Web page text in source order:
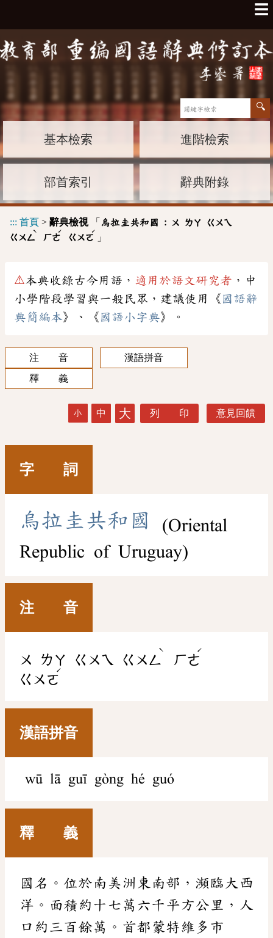
☰
基本檢索 進階檢索
部首索引 辭典附錄
::: 首頁 > 辭典檢視「 烏拉圭共和國 : ㄨ ㄌㄚ
ㄍㄨㄟ
ㄍㄨㄥ
ˋ
ㄏㄜ
ˊ
ㄍㄨㄛ
ˊ
」
⚠本典收錄古今用語， 適用於語文研究者 ，中
小學階段學習與一般民眾，建議使用《 國語辭
典簡編本》、《 國語小字典》。
注 音
漢語拼音
釋 義
小 中 大 列 印 意見回饋
字 詞
烏拉 圭 共和 國
(Oriental
Republic of Uruguay)
注 音
ㄨ ㄌㄚ ㄍㄨㄟ ㄍㄨㄥ
ˋ
ㄏㄜ
ˊ
ㄍㄨㄛ
ˊ
漢語拼音
wū lā guī gòng hé guó
釋 義
國名。位於南美洲東南部，瀕臨大西
洋。面積約十七萬六千平方公里，人
口約三百餘萬。首都蒙特維多市